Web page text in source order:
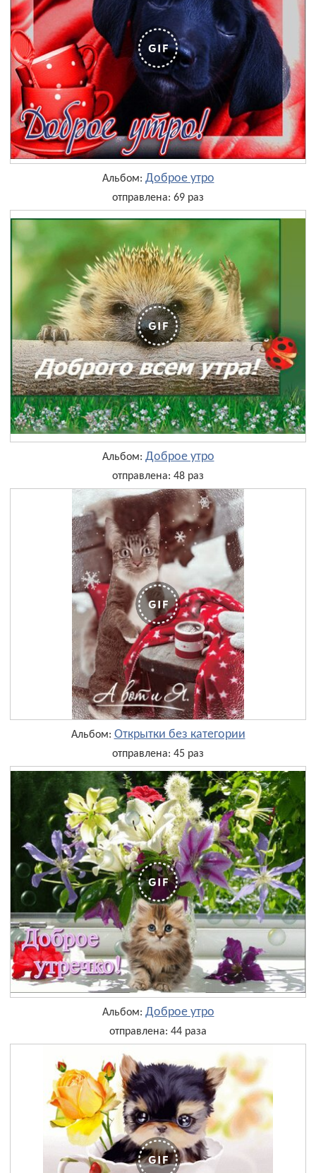
Альбом: Доброе утро
отправлена: 69 раз
Альбом: Доброе утро
отправлена: 48 раз
Альбом: Открытки без категории
отправлена: 45 раз
Альбом: Доброе утро
отправлена: 44 раза